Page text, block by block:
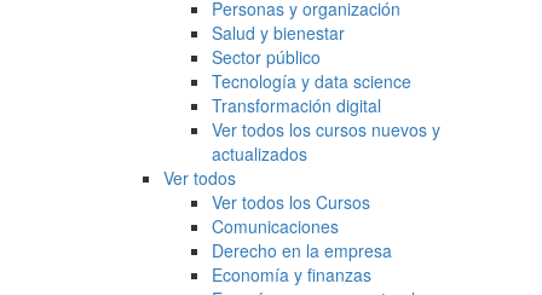
Personas y organización
Salud y bienestar
Sector público
Tecnología y data science
Transformación digital
Ver todos los cursos nuevos y
actualizados
Ver todos
Ver todos los Cursos
Comunicaciones
Derecho en la empresa
Economía y finanzas